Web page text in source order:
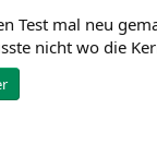
Test mal neu
nicht wo die